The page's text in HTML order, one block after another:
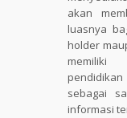
akan
luasnya
holder
memiliki
sebagai
informasi